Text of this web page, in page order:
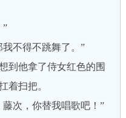
不得不跳舞了。”
他拿了侍女红色的围
着扫把。
次，你替我唱歌吧！”